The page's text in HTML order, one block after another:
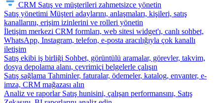
CRM Satış ve müşterileri zahmetsizce yönetin
Satış yönetimi Müşteri adaylarını, anlaşmaları, kişileri, satış
kanallarını, erişim izinlerini ve rolleri yönetin
İletişim merkezi CRM formları, web sitesi widget'ı, canlı sohbet,
WhatsApp, Instagram, telefon, e-posta aracılığıyla çok kanallı
iletişim
Satış ekibi iş birliği Sohbet, görüntülü aramalar, görevler, takvim,
dosya depolama alanı, çevrimiçi belgelerle çalışın
Satış sağlama Tahminler, faturalar, ödemeler, katalog, envanter, e-
imza, CRM mağazası alın
Analiz ve raporlar Satış hunisini, çalışan performansını, Satış